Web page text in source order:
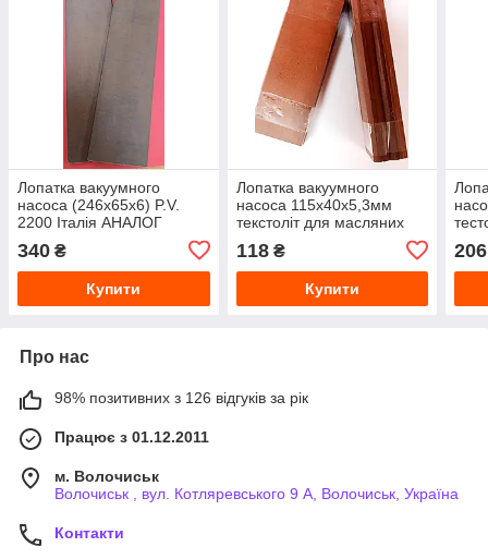
Лопатка вакуумного
насоса (246х65х6) P.V.
2200 Італія АНАЛОГ
340 ₴
Купити
Лопатка вакуумного
насоса 115х40х5,3мм
текстоліт для масляних
насосів типу УІД 10, АІД
10
118₴
Купити
206
Про нас
98% позитивних з 126 відгуків за рік
Працює з 01.12.2011
м. Волочиськ
Волочиськ , вул. Котляревського 9 А, Волочиськ, Україна
Контакти